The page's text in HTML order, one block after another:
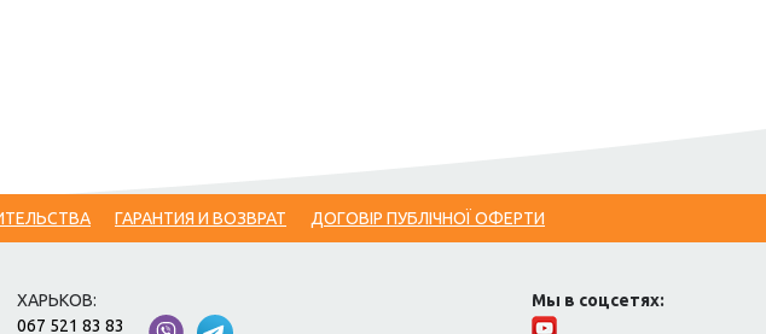
ГАРАНТИЯ И ВОЗВРАТ ДОГОВІР ПУБЛІЧНОЇ ОФЕРТИ
ХАРЬКОВ:
067 521 83 83
Мы в соцсетях: